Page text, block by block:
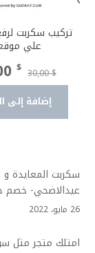
تركيب سكربت
علي
30,00$
هو:
$
إضافة إلى
سكربت المعايدة
عيدالاضحي- خصم
26 مايو، 2022
امتلك متجر مثل